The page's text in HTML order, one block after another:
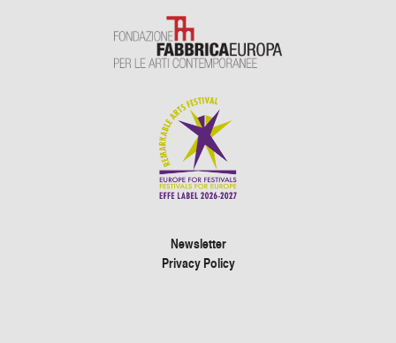
Newsletter
Privacy Policy